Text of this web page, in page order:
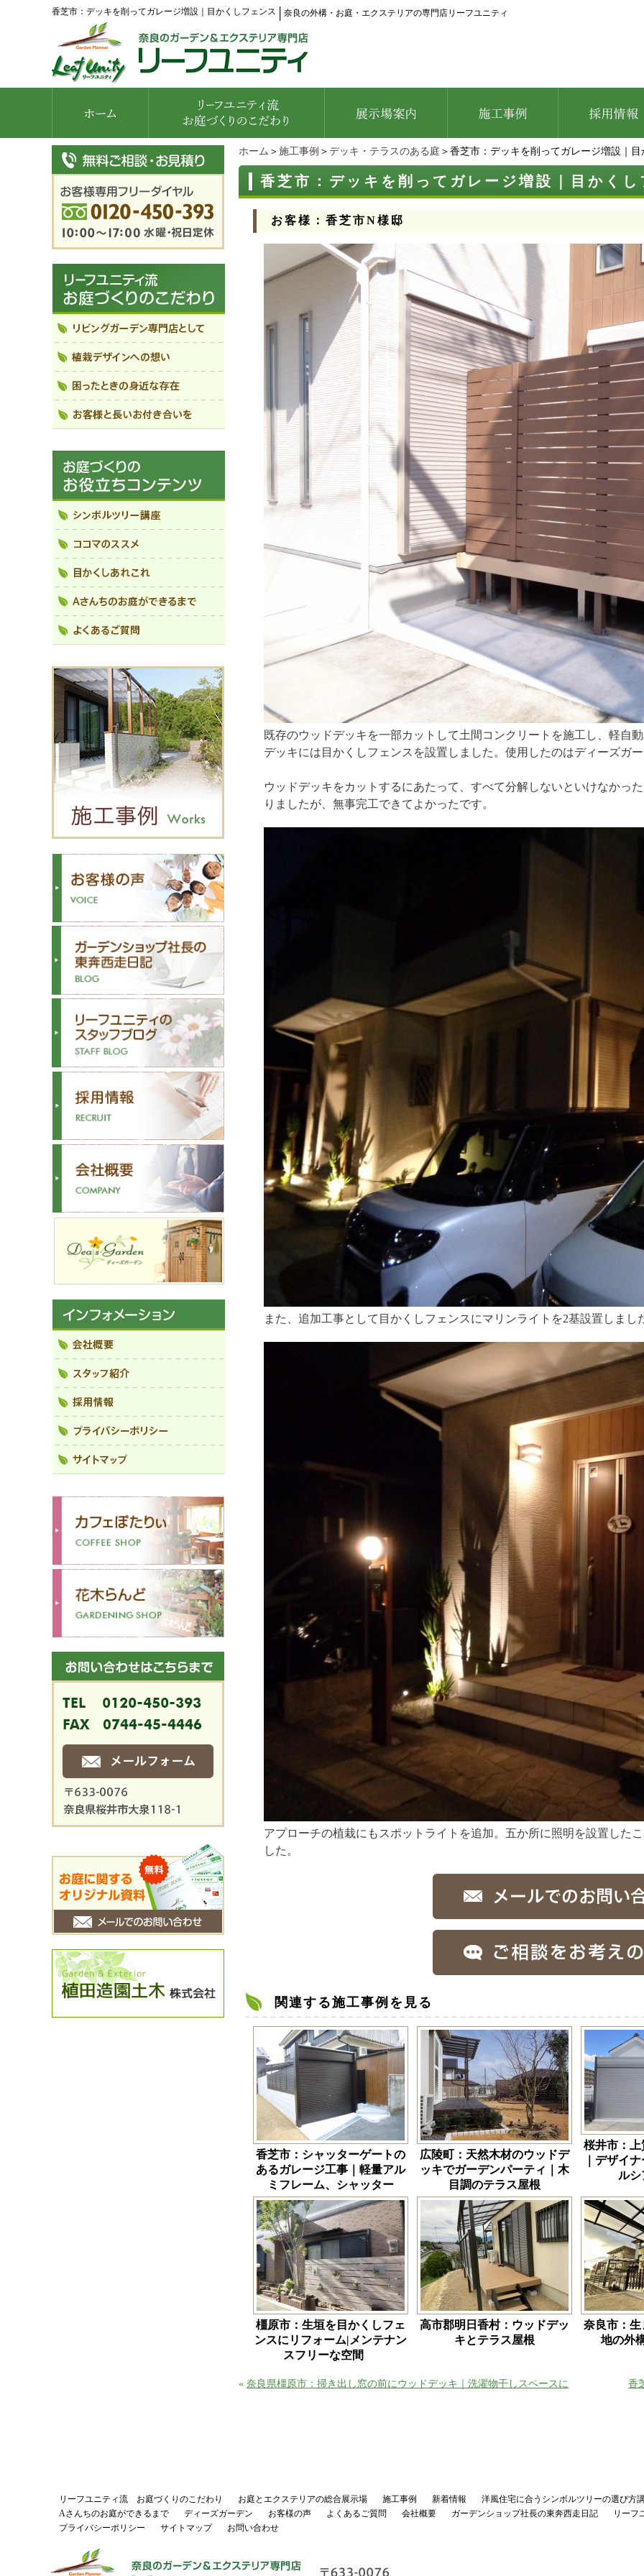
香芝市：デッキを削ってガレージ増設｜目かくしフェンス 奈良の外構・お庭・エクステリアの専門店リーフユニティ
ホーム ＞ 施工事例 ＞ デッキ・テラスのある庭 ＞香芝市：デッキを削ってガレージ増設｜
香芝市：デッキを削ってガレージ増設｜目かくし
お客様：香芝市N様邸
既存のウッドデッキを一部カットして土間コンクリートを施工し、軽自
デッキには目かくしフェンスを設置しました。使用したのはディーズガ
ウッドデッキをカットするにあたって、すべて分解しないといけなかっ
りましたが、無事完工できてよかったです。
また、追加工事として目かくしフェンスにマリンライトを2基設置しまし
アプローチの植栽にもスポットライトを追加。五か所に照明を設置した
した。
関連する施工事例を見る
香芝市：シャッターゲートの
あるガレージ工事｜軽量アル
ミフレーム、シャッター
広陵町：天然木材のウッドデ
ッキでガーデンパーティ｜木
目調のテラス屋根
桜井市：
｜デザイ
ルシ
橿原市：生垣を目かくしフェ
ンスにリフォーム|メンテナン
スフリーな空間
高市郡明日香村：ウッドデッ
キとテラス屋根
奈良市：
地の外
« 奈良県橿原市：掃き出し窓の前にウッドデッキ｜洗濯物干しスペースに 香
リーフユニティ流 お庭づくりのこだわり お庭とエクステリアの総合展示場 施工事例 新着情報
洋風住宅に合うシンボルツリーの選び方
Aさんちのお庭ができるまで
ディーズガーデン お客様の声 よくあるご質問 会社概要 ガーデンショップ社長の東奔西走日記
リーフ
プライバシーポリシー
サイトマップ お問い合わせ